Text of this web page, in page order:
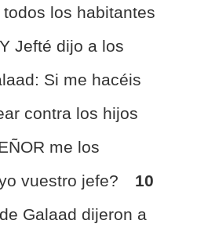
los habitantes
Y Jefté dijo a los
Si me hacéis
contra los hijos
me los
vuestro jefe?
10
Galaad dijeron a